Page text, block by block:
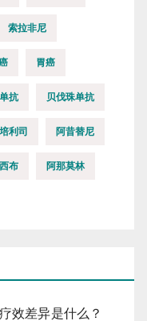
索拉非尼
胃癌
抗 贝伐珠单抗
利司 阿昔替尼
布 阿那莫林
效差异是什么？